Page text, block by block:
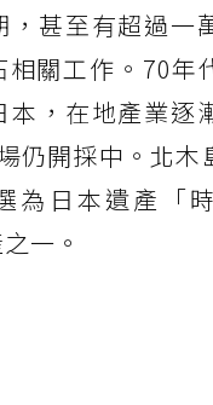
，甚至有超過一
相關工作。70年
本，在地產業逐
仍開採中。北木
為日本遺產「
一。